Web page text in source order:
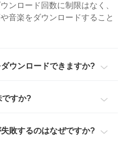
ンロード回数に制限はなく、
音楽をダウンロードすること
ウンロードできますか?
すか?
敗するのはなぜですか?